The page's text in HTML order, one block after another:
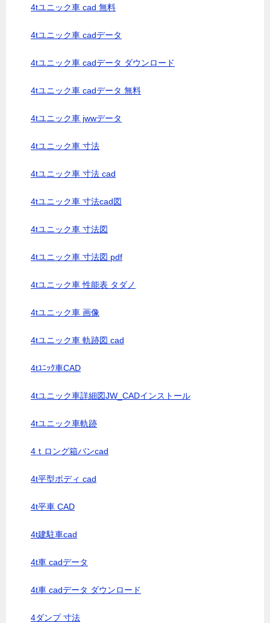
4tユニック車 cad 無料
4tユニック車 cadデータ
4tユニック車 cadデータ ダウンロード
4tユニック車 cadデータ 無料
4tユニック車 jwwデータ
4tユニック車 寸法
4tユニック車 寸法 cad
4tユニック車 寸法cad図
4tユニック車 寸法図
4tユニック車 寸法図 pdf
4tユニック車 性能表 タダノ
4tユニック車 画像
4tユニック車 軌跡図 cad
4tﾕﾆｯｸ車CAD
4tユニック車詳細図JW_CADインストール
4tユニック車軌跡
4ｔロング箱バンcad
4t平型ボディ cad
4t平車 CAD
4t建駐車cad
4t車 cadデータ
4t車 cadデータ ダウンロード
4ダンプ 寸法